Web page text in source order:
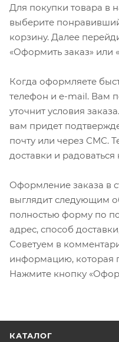
Для покупки товара в
выберите
корзину. Далее
«Оформить заказ» или
Когда оформляете
телефон и e-mail. Вам
уточнит условия
вам придет
почту или через СМС.
доставки и
Оформление заказа в
выглядит следующим
полностью форму по
адрес, способ
Советуем в
информацию, которая
Нажмите кнопку
КАТАЛОГ